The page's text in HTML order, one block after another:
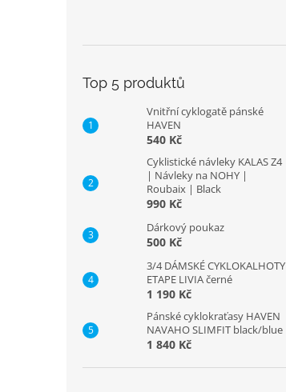
Top 5 produktů
Vnitřní cyklogatě pánské
HAVEN
540 Kč
Cyklistické návleky KALAS Z4
| Návleky na NOHY |
Roubaix | Black
990 Kč
Dárkový poukaz
500 Kč
3/4 DÁMSKÉ CYKLOKALHOTY
ETAPE LIVIA černé
1 190 Kč
Pánské cyklokraťasy HAVEN
NAVAHO SLIMFIT black/blue
1 840 Kč